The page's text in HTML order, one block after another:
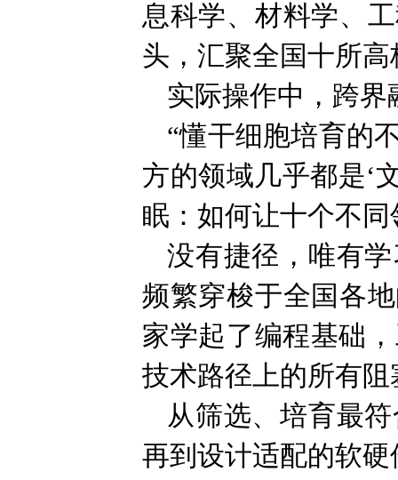
息科学、材料学、
头，汇聚全国十所
实际操作中，跨
“懂干细胞培育的
方的领域几乎都是‘
眠：如何让十个不
没有捷径，唯有
频繁穿梭于全国各
家学起了编程基础
技术路径上的所有阻
从筛选、培育最
再到设计适配的软